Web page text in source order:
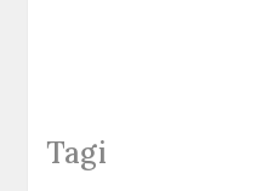
Tagi